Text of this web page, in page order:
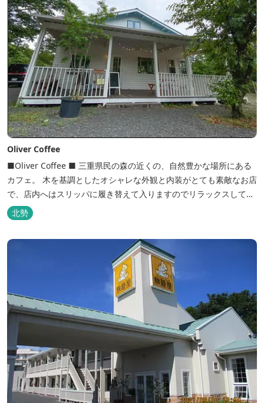
Oliver Coffee
■Oliver Coffee ■ 三重県民の森の近くの、自然豊かな場所にある
カフェ。 木を基調としたオシャレな外観と内装がとても素敵なお店
で、店内へはスリッパに履き替えて入りますのでリラックスして食
事を楽しめます。 席は店内にテーブル席や円卓、外のテラス席など
があり、お子様連れでも入りやすく居心地がいいカフェです。 森の
静かな雰囲気の中で、ゆっくり過ごすことができます。
北勢